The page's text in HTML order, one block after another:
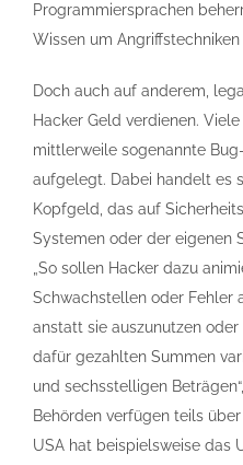
Programmiersprachen
Wissen um
Doch auch auf anderem,
Hacker Geld verdienen.
mittlerweile sogenannte
aufgelegt. Dabei handelt es
Kopfgeld, das auf
Systemen oder der eigenen
„So sollen Hacker dazu
Schwachstellen oder Fehler
anstatt sie auszunutzen
dafür gezahlten Summen
und sechsstelligen
Behörden verfügen teils
USA hat beispielsweise das